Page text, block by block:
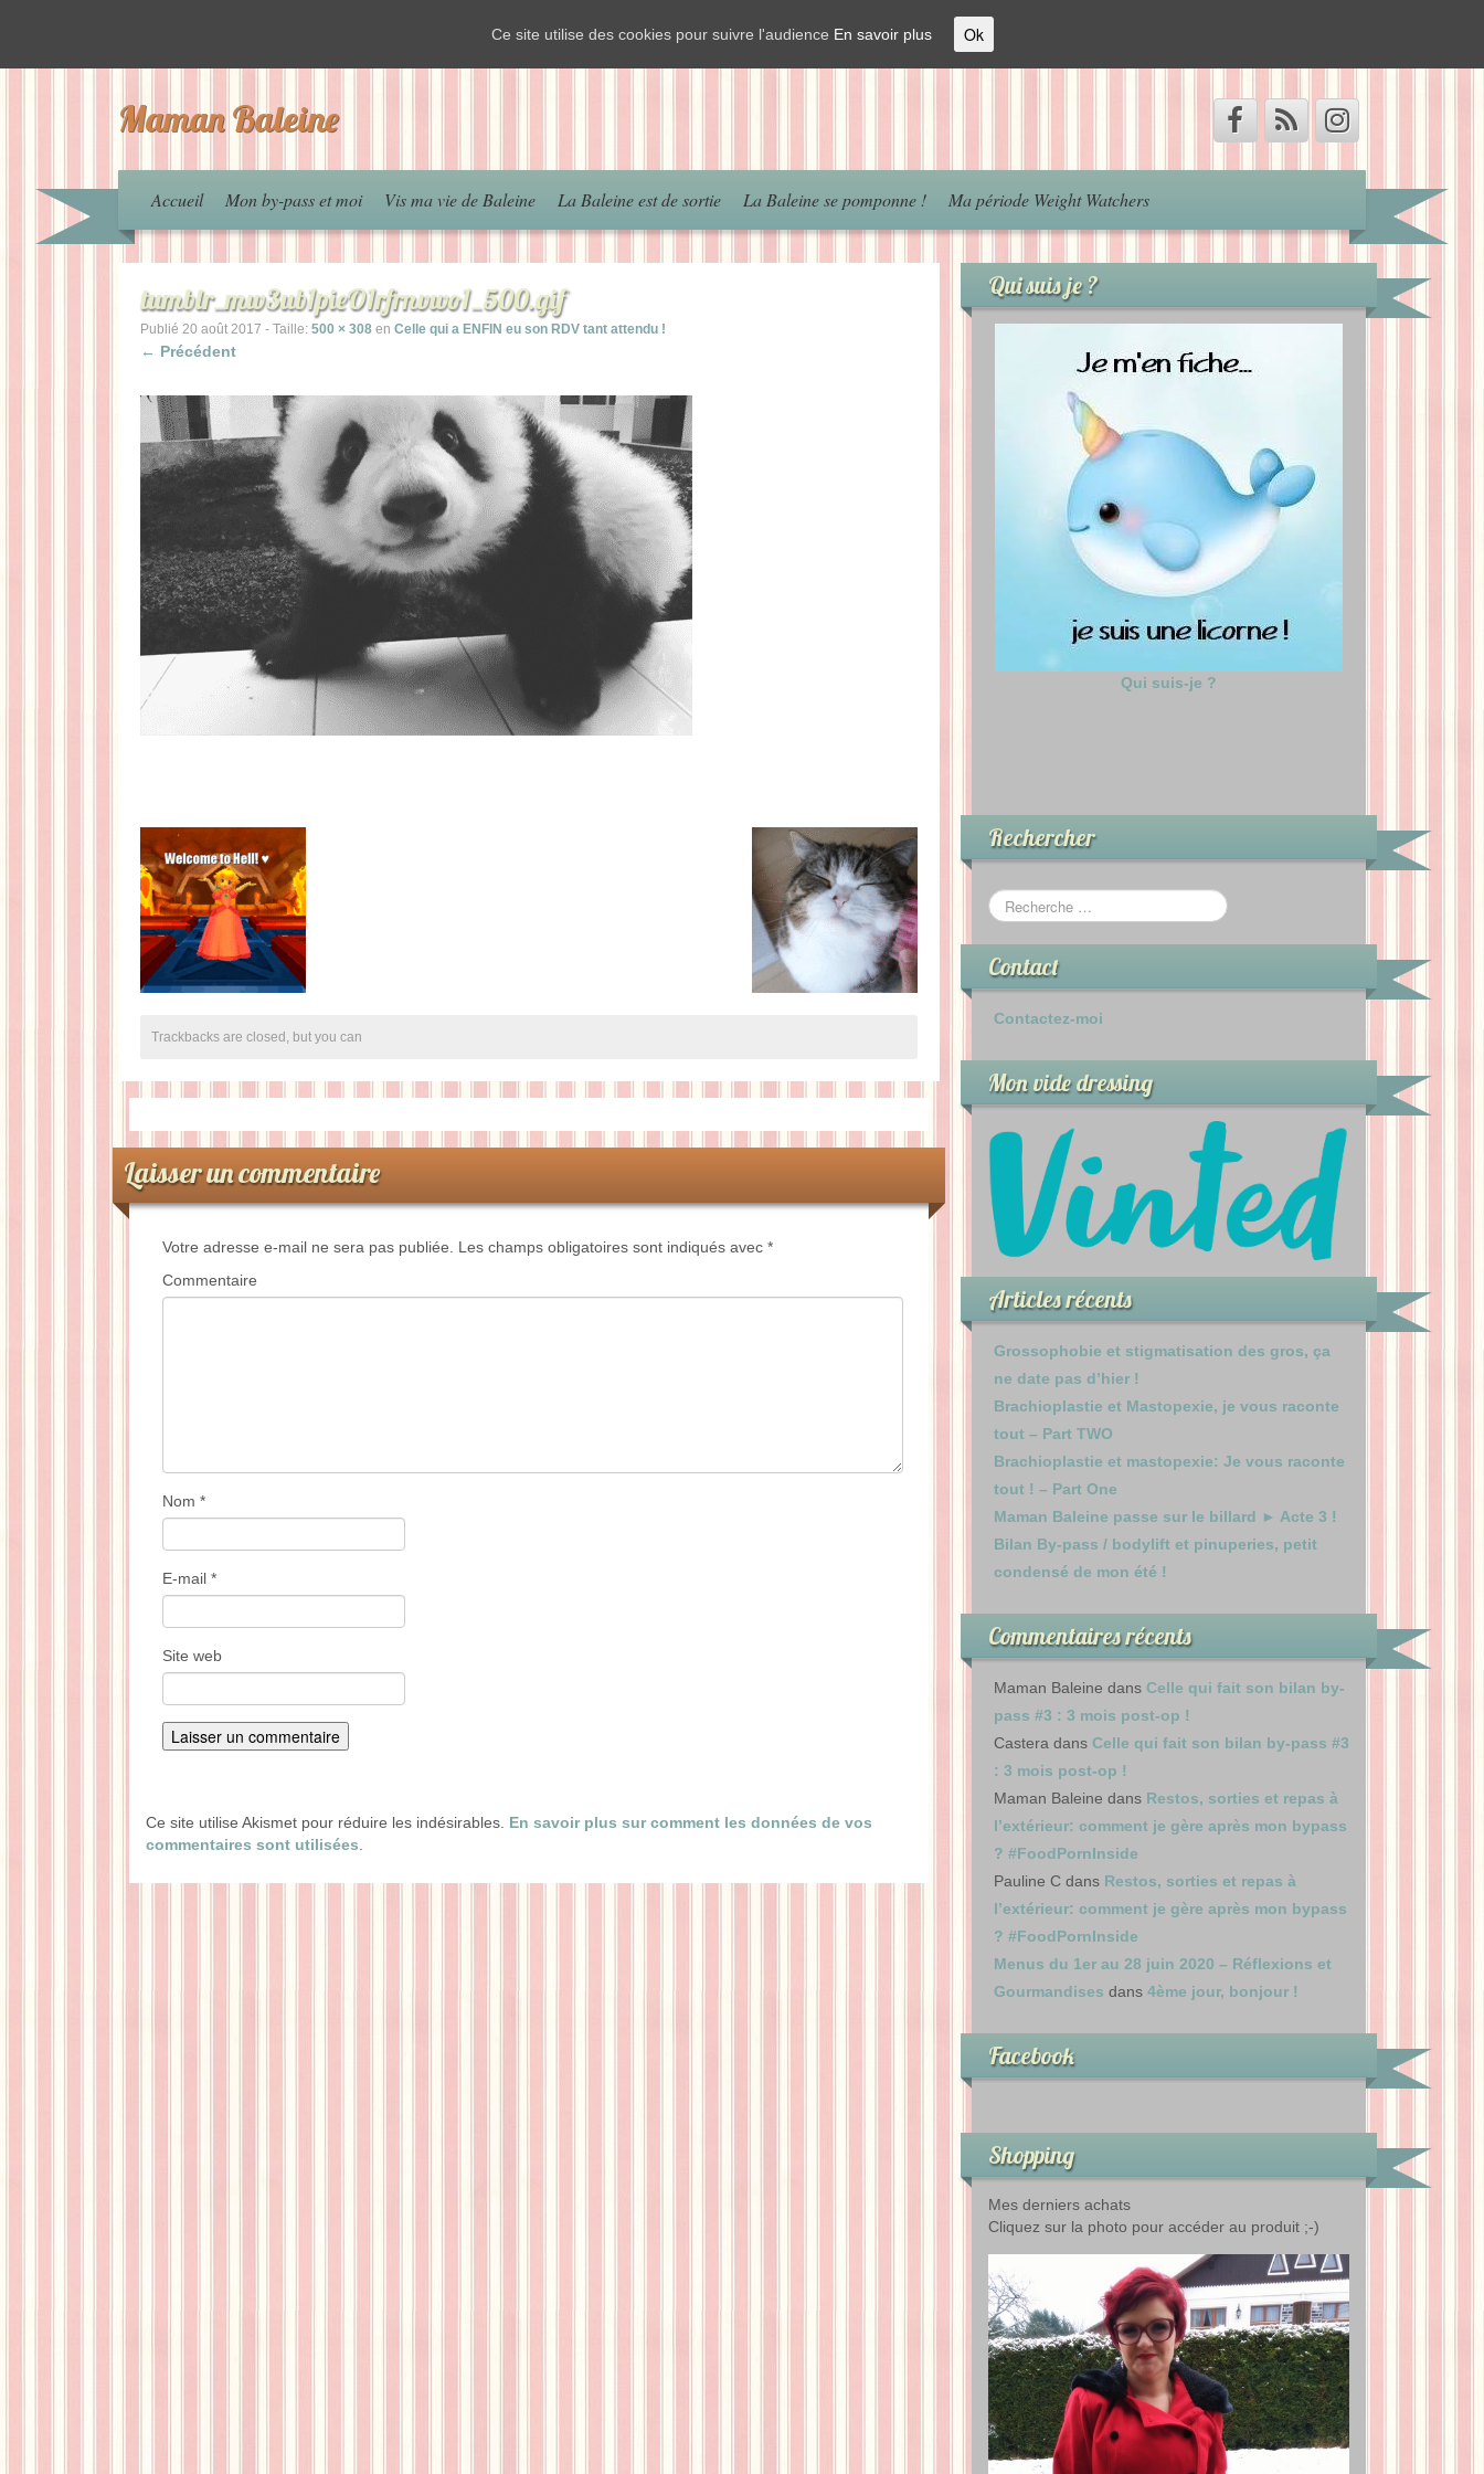
Maman Baleine
Accueil Mon by-pass et moi Vis ma vie de Baleine La Baleine est de sortie La Baleine se pomponne ! Ma période Weight Watchers
tumblr_mw3ub1pieO1rfrnvwo1_500.gif
Publié 20 août 2017 - Taille: 500 × 308 en Celle qui a ENFIN eu son RDV tant attendu !
← Précédent
Trackbacks are closed, but you can
Laisser un commentaire
Votre adresse e-mail ne sera pas publiée. Les champs obligatoires sont indiqués avec *
Commentaire
Nom *
E-mail *
Site web
Ce site utilise Akismet pour réduire les indésirables. En savoir plus sur comment les données de vos
commentaires sont utilisées
Qui suis je ?
Qui suis-je ?
Rechercher
Contact
Contactez-moi
Mon vide dressing
Articles récents
Grossophobie et stigmatisation des gros, ça
ne date pas d’hier !
Brachioplastie et Mastopexie, je vous raconte
tout – Part TWO
Brachioplastie et mastopexie: Je vous raconte
tout ! – Part One
Maman Baleine passe sur le billard ► Acte 3 !
Bilan By-pass / bodylift et pinuperies, petit
condensé de mon été !
Commentaires récents
Maman Baleine dans Celle qui fait son bilan by-
pass #3 : 3 mois post-op !
Castera dans Celle qui fait son bilan by-pass #3
: 3 mois post-op !
Maman Baleine dans Restos, sorties et repas à
l’extérieur: comment je gère après mon bypass
? #FoodPornInside
Pauline Cdans Restos, sorties et repas à
l’extérieur: comment je gère après mon bypass
? #FoodPornInside
Menus du 1er au 28 juin 2020 – Réflexions et
Gourmandises dans 4ème jour, bonjour !
Facebook
Shopping
Mes derniers achats
Cliquez sur la photo pour accéder au produit ;-)
Ce site utilise des cookies pour suivre l'audience En savoir plus Ok